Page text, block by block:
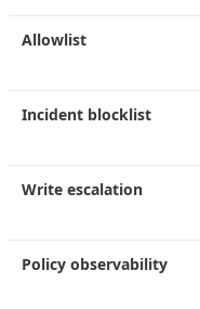
Allowlist
Incident blocklist
Write escalation
Policy observability